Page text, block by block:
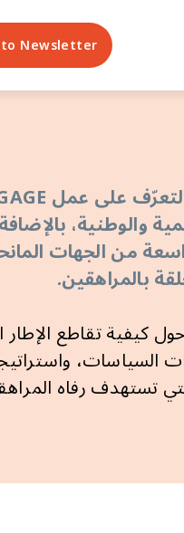
Newsletter
والوطنية،
من الجهات
بالمراهقين.
السياسات،
تستهدف رفاه